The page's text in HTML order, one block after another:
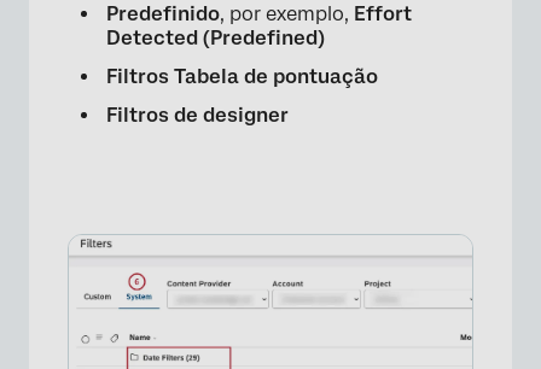
Predefinido, por exemplo, Effort
Detected (Predefined)
Filtros Tabela de pontuação
Filtros de designer